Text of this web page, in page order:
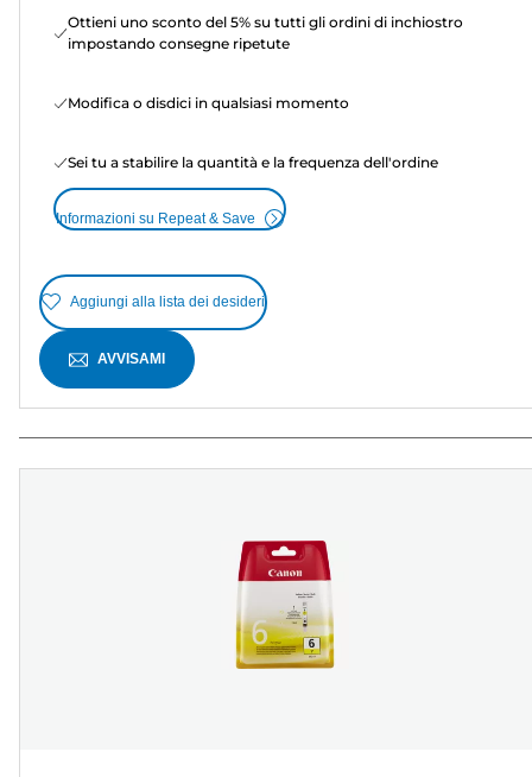
Ottieni uno sconto del 5% su tutti gli ordini di inchiostro
impostando consegne ripetute
Modifica o disdici in qualsiasi momento
Sei tu a stabilire la quantità e la frequenza dell'ordine
Informazioni su Repeat & Save
Aggiungi alla lista dei desideri
AVVISAMI